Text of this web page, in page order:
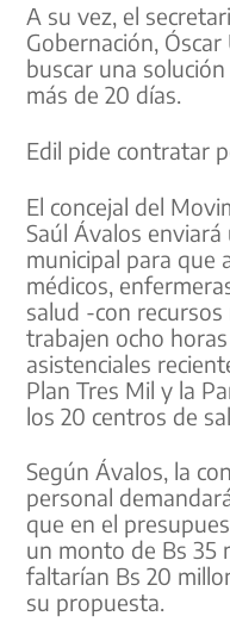
A su vez, el
Gobernación,
buscar una
más de 20 días.
Edil pide contratar
El concejal del
Saúl Ávalos
municipal para que
médicos,
salud -con
trabajen ocho
asistenciales
Plan Tres Mil y la
los 20 centros de
Según Ávalos, la
personal
que en el
un monto de Bs 35
faltarían Bs 20
su propuesta.